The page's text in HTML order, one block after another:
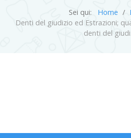
Sei qui: Home
Denti del giudizio ed Estrazioni;
denti del